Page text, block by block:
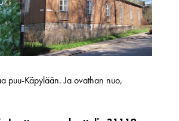
puu-Käpylään. Ja ovathan nuo,